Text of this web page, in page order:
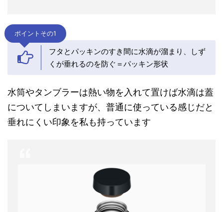
ポイントその1
フタとパッキンのすき間に水滴が溜まり、しず
くが垂れるのを防ぐ＝パッキン形状
水筒やタンブラーは熱い物を入れて置けば水滴は蓋
についてしまいますが、普通に使っている感じだと
垂れにくい印象を私も持っています